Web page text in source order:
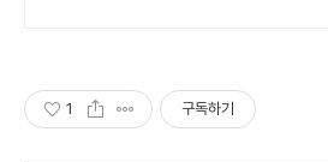
1 구독하기